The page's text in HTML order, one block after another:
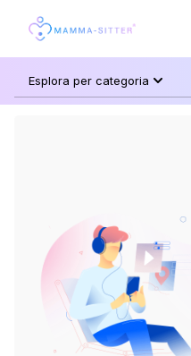
Esplora per categoria